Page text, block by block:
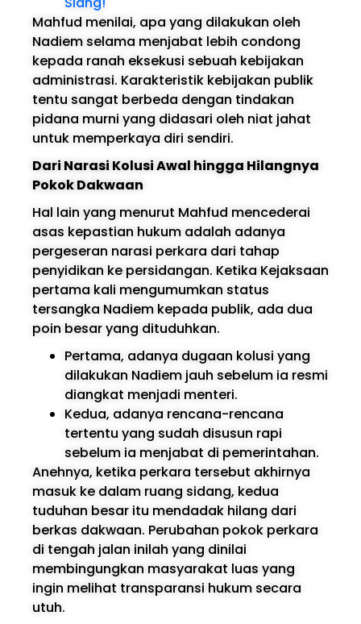
Mahfud menilai, apa yang dilakukan oleh
Nadiem selama menjabat lebih condong
kepada ranah eksekusi sebuah kebijakan
administrasi. Karakteristik kebijakan publik
tentu sangat berbeda dengan tindakan
pidana murni yang didasari oleh niat jahat
untuk memperkaya diri sendiri.
Dari Narasi Kolusi Awal hingga Hilangnya
Pokok Dakwaan
Hal lain yang menurut Mahfud mencederai
asas kepastian hukum adalah adanya
pergeseran narasi perkara dari tahap
penyidikan ke persidangan. Ketika Kejaksaan
pertama kali mengumumkan status
tersangka Nadiem kepada publik, ada dua
poin besar yang dituduhkan.
Pertama, adanya dugaan kolusi yang
dilakukan Nadiem jauh sebelum ia resmi
diangkat menjadi menteri.
Kedua, adanya rencana-rencana
tertentu yang sudah disusun rapi
sebelum ia menjabat di pemerintahan.
Anehnya, ketika perkara tersebut akhirnya
masuk ke dalam ruang sidang, kedua
tuduhan besar itu mendadak hilang dari
berkas dakwaan. Perubahan pokok perkara
di tengah jalan inilah yang dinilai
membingungkan masyarakat luas yang
ingin melihat transparansi hukum secara
utuh.